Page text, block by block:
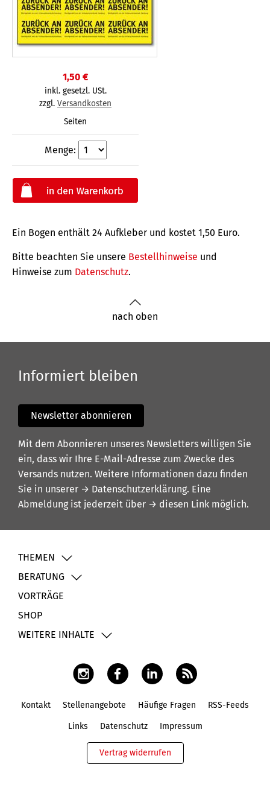
1,50 €
inkl. gesetzl. USt.
zzgl. Versandkosten
Seiten
Menge:
Ein Bogen enthält 24 Aufkleber und kostet 1,50 Euro.
Bitte beachten Sie unsere Bestellhinweise und
Hinweise zum Datenschutz.
nach oben
Informiert bleiben
Newsletter abonnieren
Mit dem Abonnieren unseres Newsletters willigen Sie
ein, dass wir Ihre E-Mail-Adresse zum Zwecke des
Versands nutzen. Weitere Informationen dazu finden
Sie in unserer → Datenschutzerklärung. Eine
Abmeldung ist jederzeit über → diesen Link möglich.
THEMEN
BERATUNG
VORTRÄGE
SHOP
WEITERE INHALTE
Kontakt Stellenangebote Häufige Fragen RSS-Feeds
Links Datenschutz Impressum
Vertrag widerrufen